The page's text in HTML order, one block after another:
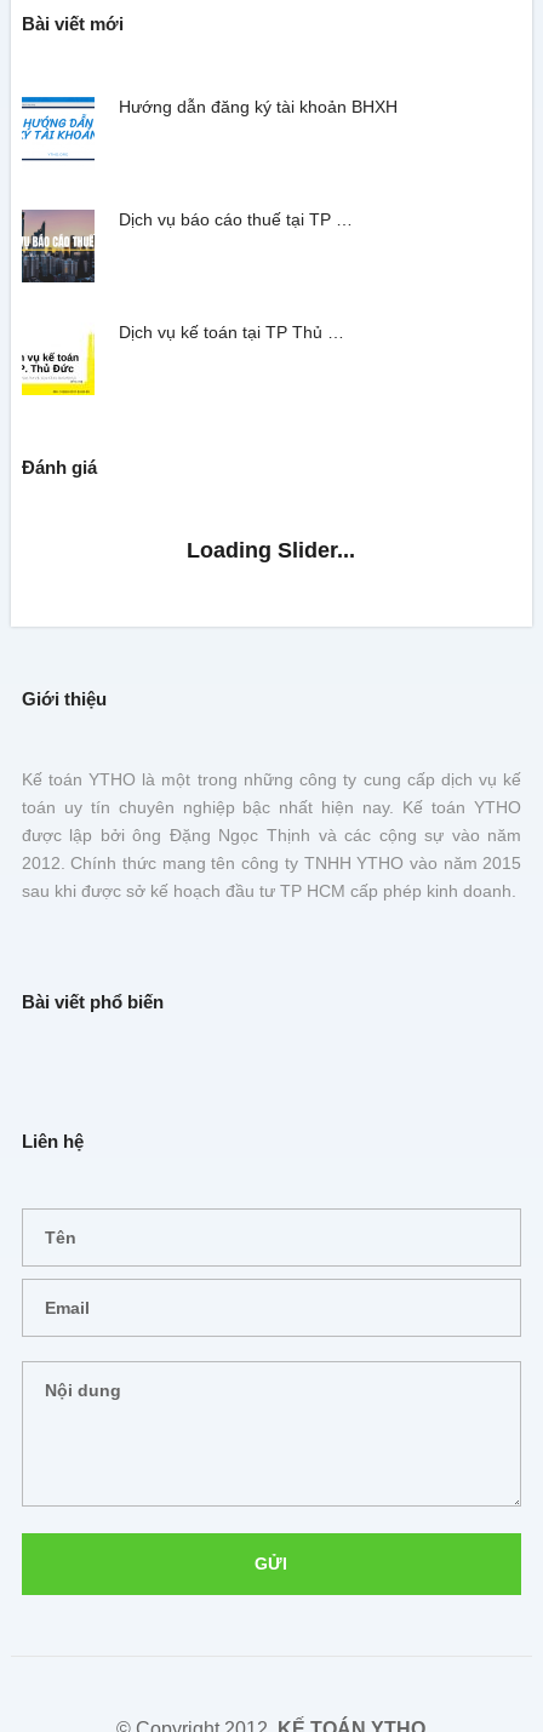
Bài viết mới
Hướng dẫn đăng ký tài khoản BHXH
Dịch vụ báo cáo thuế tại TP …
Dịch vụ kế toán tại TP Thủ …
Đánh giá
Giới thiệu
Kế toán YTHO là một trong những công ty cung cấp dịch vụ kế
toán uy tín chuyên nghiệp bậc nhất hiện nay. Kế toán YTHO
được lập bởi ông Đặng Ngọc Thịnh và các cộng sự vào năm
2012. Chính thức mang tên công ty TNHH YTHO vào năm 2015
sau khi được sở kế hoạch đầu tư TP HCM cấp phép kinh doanh.
Bài viết phổ biến
Liên hệ